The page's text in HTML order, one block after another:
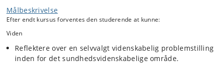
Målbeskrivelse
Efter endt kursus forventes den studerende at kunne:
Viden
Reflektere over en selvvalgt videnskabelig problemstilling
inden for det sundhedsvidenskabelige område.